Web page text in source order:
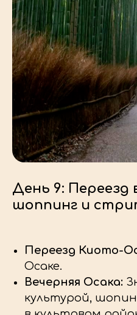
День 9: Переезд
шоппинг и
Переезд Киото-
Осаке.
Вечерняя Осака:
культурой,
СТОИМОСТЬ ТУРА